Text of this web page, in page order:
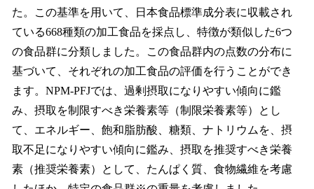
た。この基準を用いて、日本食品標準成分表に収載され
ている668種類の加工食品を採点し、特徴が類似した6つ
の食品群に分類しました。この食品群内の点数の分布に
基づいて、それぞれの加工食品の評価を行うことができ
ます。NPM-PFJでは、過剰摂取になりやすい傾向に鑑
み、摂取を制限すべき栄養素等（制限栄養素等）とし
て、エネルギー、飽和脂肪酸、糖類、ナトリウムを、摂
取不足になりやすい傾向に鑑み、摂取を推奨すべき栄養
素（推奨栄養素）として、たんぱく質、食物繊維を考慮